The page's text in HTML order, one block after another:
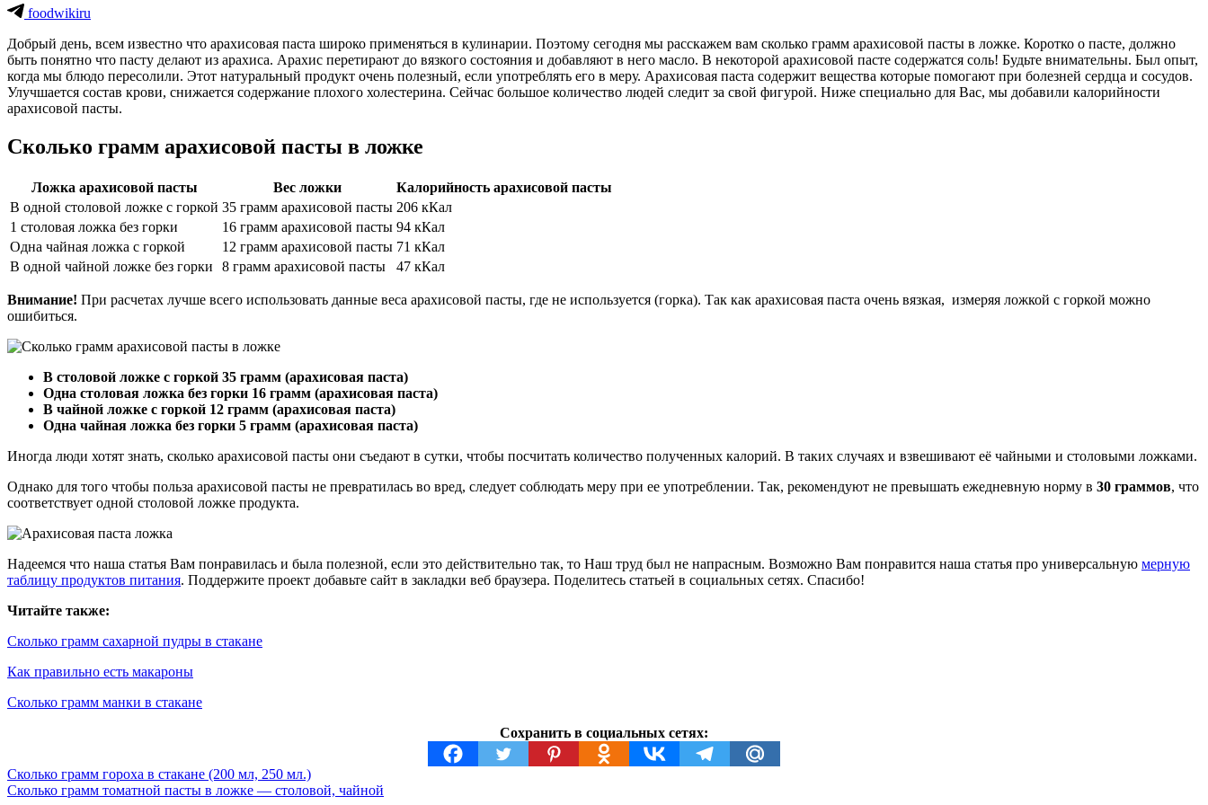
foodwikiru
Добрый день, всем известно что арахисовая паста широко применяться в кулинарии. Поэтому сегодня мы расскажем вам сколько грамм арахисовой пасты в ложке. Коротко о пасте, должно
быть понятно что пасту делают из арахиса. Арахис перетирают до вязкого состояния и добавляют в него масло. В некоторой арахисовой пасте содержатся соль! Будьте внимательны. Был опыт,
когда мы блюдо пересолили. Этот натуральный продукт очень полезный, если употреблять его в меру. Арахисовая паста содержит вещества которые помогают при болезней сердца и сосудов.
Улучшается состав крови, снижается содержание плохого холестерина. Сейчас большое количество людей следит за свой фигурой. Ниже специально для Вас, мы добавили калорийности
арахисовой пасты.
Сколько грамм арахисовой пасты в ложке
Ложка арахисовой пасты Вес ложки
Калорийность арахисовой пасты
В одной столовой ложке с горкой 35 грамм арахисовой пасты 206 кКал
1 столовая ложка без горки
16 грамм арахисовой пасты 94 кКал
Одна чайная ложка с горкой
12 грамм арахисовой пасты 71 кКал
В одной чайной ложке без горки
8 грамм арахисовой пасты 47 кКал
Внимание! При расчетах лучше всего использовать данные веса арахисовой пасты, где не используется (горка). Так как арахисовая паста очень вязкая, измеряя ложкой с горкой можно
ошибиться.
В столовой ложке с горкой 35 грамм (арахисовая паста)
Одна столовая ложка без горки 16 грамм (арахисовая паста)
В чайной ложке с горкой 12 грамм (арахисовая паста)
Одна чайная ложка без горки 5 грамм (арахисовая паста)
Иногда люди хотят знать, сколько арахисовой пасты они съедают в сутки, чтобы посчитать количество полученных калорий. В таких случаях и взвешивают её чайными и столовыми ложками.
Однако для того чтобы польза арахисовой пасты не превратилась во вред, следует соблюдать меру при ее употреблении. Так, рекомендуют не превышать ежедневную норму в 30 граммов, что
соответствует одной столовой ложке продукта.
Надеемся что наша статья Вам понравилась и была полезной, если это действительно так, то Наш труд был не напрасным. Возможно Вам понравится наша статья про универсальную мерную
таблицу продуктов питания. Поддержите проект добавьте сайт в закладки веб браузера. Поделитесь статьей в социальных сетях. Спасибо!
Читайте также:
Сколько грамм сахарной пудры в стакане
Как правильно есть макароны
Сколько грамм манки в стакане
Сохранить в социальных сетях:
Сколько грамм гороха в стакане (200 мл, 250 мл.)
Сколько грамм томатной пасты в ложке — столовой, чайной